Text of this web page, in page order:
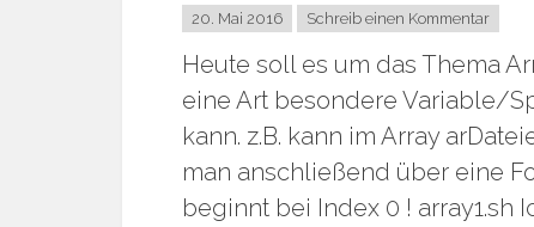
20. Mai 2016 Schreib einen Kommentar
Heute soll es um das Thema
eine Art besondere Variable/
kann. z.B. kann im Array
man anschließend über eine
beginnt bei Index 0 ! array1.sh